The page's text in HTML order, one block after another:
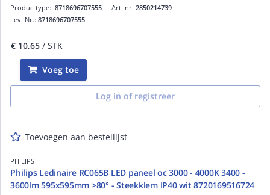
Art. nr. 2850214739
Producttype: 8718696707555
Lev. Nr.: 8718696707555
€ 10,65 / STK
Voeg toe
Log in of registreer
Toevoegen aan bestellijst
PHILIPS
Philips Ledinaire RC065B LED paneel oc 3000 - 4000K 3400 -
3600lm 595x595mm >80° - Steekklem IP40 wit 8720169516724